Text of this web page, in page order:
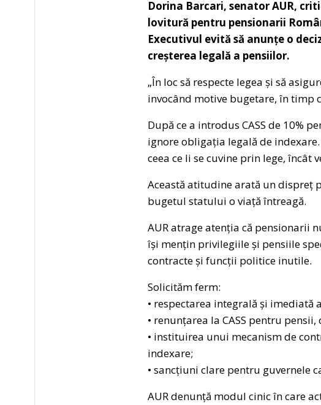
Dorina Barcari, senator AUR,
lovitură pentru pensionarii
Executivul evită să anunțe o
creșterea legală a pensiilor.
„În loc să respecte legea și să
invocând motive bugetare, în timp
După ce a introdus CASS de 10%
ignore obligația legală de
ceea ce li se cuvine prin lege,
Această atitudine arată un dispreț
bugetul statului o viață întreagă.
AUR atrage atenția că pensionarii
își mențin privilegiile și pensiile
contracte și funcții politice inutile.
Solicităm ferm:
• respectarea integrală și
• renunțarea la CASS pentru
• instituirea unui mecanism de
indexare;
• sancțiuni clare pentru guvernele
AUR denunță modul cinic în care